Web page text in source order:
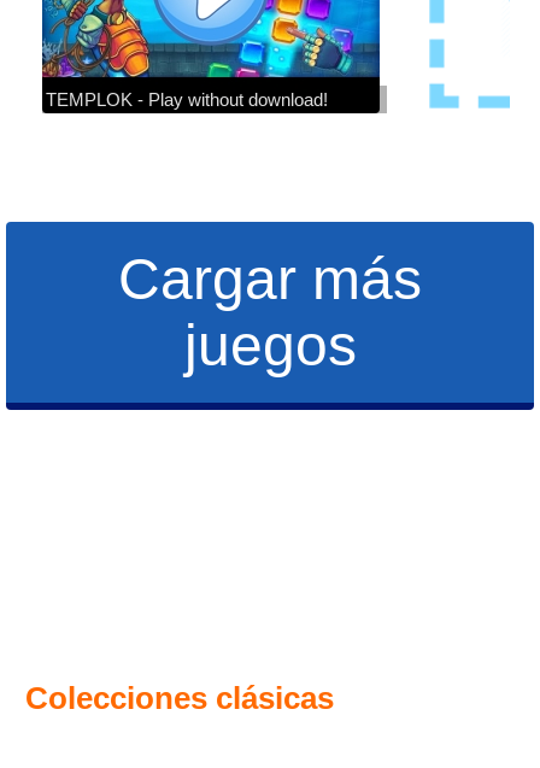
TEMPLOK - Play without download!
Cargar más
juegos
Colecciones clásicas